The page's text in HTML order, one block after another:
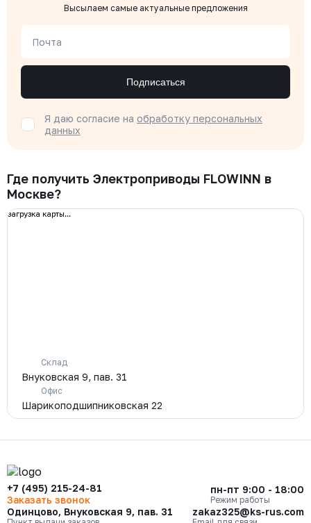
Высылаем самые актуальные предложения
Почта
Подписаться
Я даю согласие на обработку персональных
данных
Где получить Электроприводы FLOWINN в
Москве?
загрузка карты...
Склад
Внуковская 9, пав. 31
Офис
Шарикоподшипниковская 22
+7 (495) 215-24-81
Заказать звонок
пн-пт 9:00 - 18:00
Режим работы
Одинцово, Внуковская 9, пав. 31 zakaz325@ks-rus.com